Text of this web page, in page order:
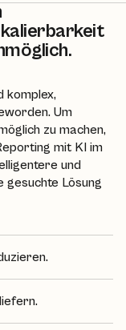
komplex,
Um
zu machen,
mit KI im
und
Lösung